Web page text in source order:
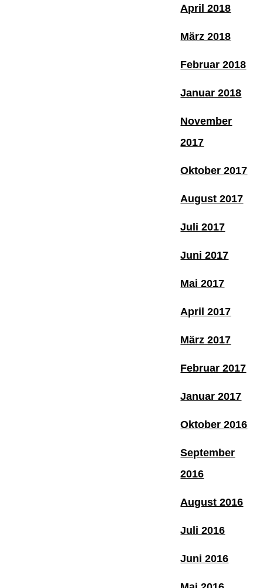
April 2018
März 2018
Februar 2018
Januar 2018
November
2017
Oktober 2017
August 2017
Juli 2017
Juni 2017
Mai 2017
April 2017
März 2017
Februar 2017
Januar 2017
Oktober 2016
September
2016
August 2016
Juli 2016
Juni 2016